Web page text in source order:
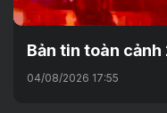
Bản tin toàn
04/08/2026 17:55